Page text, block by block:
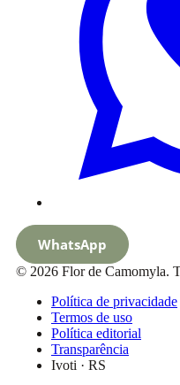
WhatsApp
© 2026 Flor de Camomyla.
Política de privacidade
Termos de uso
Política editorial
Transparência
Ivoti · RS